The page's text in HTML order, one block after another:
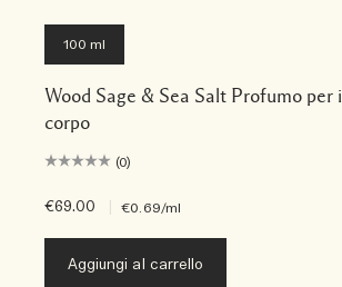
100 ml
Wood Sage & Sea Salt Profumo per il
corpo
(0)
€69.00 €0.69/ml
Aggiungi al carrello